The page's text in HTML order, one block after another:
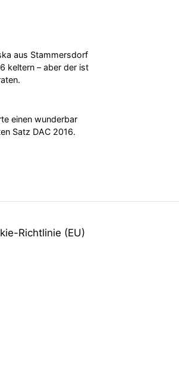
aus Stammersdorf
keltern – aber der ist
einen wunderbar
Satz DAC 2016.
Richtlinie (EU)